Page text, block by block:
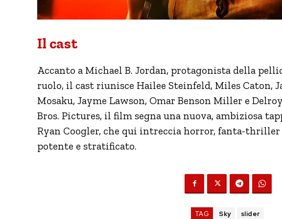
Il cast
Accanto a Michael B. Jordan, protagonista della
ruolo, il cast riunisce Hailee Steinfeld, Miles Caton,
Mosaku, Jayme Lawson, Omar Benson Miller e
Bros. Pictures, il film segna una nuova, ambiziosa
Ryan Coogler, che qui intreccia horror, fanta-
potente e stratificato.
TAG Sky slider